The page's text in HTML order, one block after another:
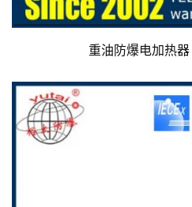
重油防爆电加热器